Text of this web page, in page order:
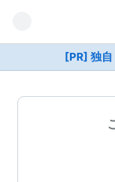
[PR] 独